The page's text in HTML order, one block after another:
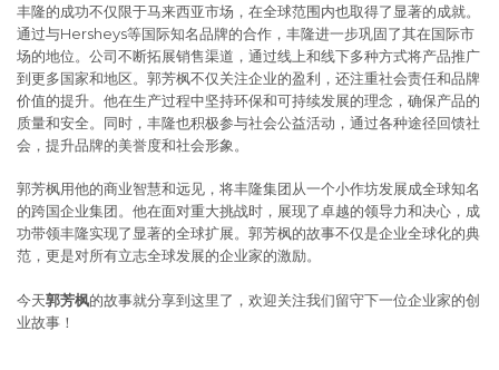
丰隆的成功不仅限于马来西亚市场，在全球范围内也取得了显著的成就。
通过与Hersheys等国际知名品牌的合作，丰隆进一步巩固了其在国际市
场的地位。公司不断拓展销售渠道，通过线上和线下多种方式将产品推广
到更多国家和地区。郭芳枫不仅关注企业的盈利，还注重社会责任和品牌
价值的提升。他在生产过程中坚持环保和可持续发展的理念，确保产品的
质量和安全。同时，丰隆也积极参与社会公益活动，通过各种途径回馈社
会，提升品牌的美誉度和社会形象。
郭芳枫用他的商业智慧和远见，将丰隆集团从一个小作坊发展成全球知名
的跨国企业集团。他在面对重大挑战时，展现了卓越的领导力和决心，成
功带领丰隆实现了显著的全球扩展。郭芳枫的故事不仅是企业全球化的典
范，更是对所有立志全球发展的企业家的激励。
今天郭芳枫的故事就分享到这里了，欢迎关注我们留守下一位企业家的创
业故事！